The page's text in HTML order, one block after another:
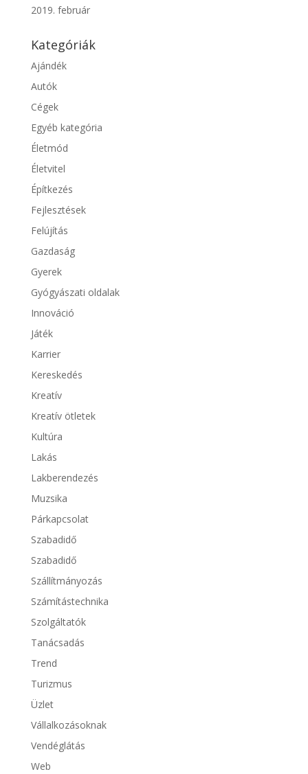
2019. február
Kategóriák
Ajándék
Autók
Cégek
Egyéb kategória
Életmód
Életvitel
Építkezés
Fejlesztések
Felújítás
Gazdaság
Gyerek
Gyógyászati oldalak
Innováció
Játék
Karrier
Kereskedés
Kreatív
Kreatív ötletek
Kultúra
Lakás
Lakberendezés
Muzsika
Párkapcsolat
Szabadidő
Szabadidő
Szállítmányozás
Számítástechnika
Szolgáltatók
Tanácsadás
Trend
Turizmus
Üzlet
Vállalkozásoknak
Vendéglátás
Web